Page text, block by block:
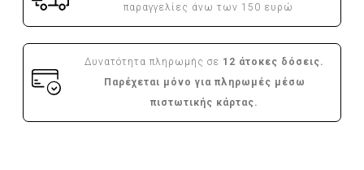
παραγγελίες άνω των 150 ευρώ
Δυνατότητα πληρωμής σε 12 άτοκες δόσεις.
Παρέχεται μόνο για πληρωμές μέσω
πιστωτικής κάρτας.